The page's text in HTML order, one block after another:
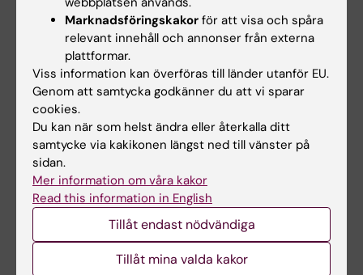
Marknadsföringskakor för att visa och spåra
relevant innehåll och annonser från externa
plattformar.
Viss information kan överföras till länder utanför EU.
Genom att samtycka godkänner du att vi sparar
cookies.
Du kan när som helst ändra eller återkalla ditt
samtycke via kakikonen längst ned till vänster på
sidan.
Mer information om våra kakor
Read this information in English
Tillåt endast nödvändiga
Tillåt mina valda kakor